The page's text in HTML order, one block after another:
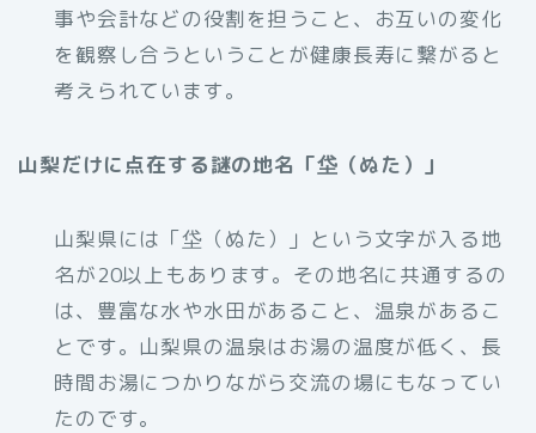
事や会計などの役割を担うこと、お互いの変化
を観察し合うということが健康長寿に繋がると
考えられています。
山梨だけに点在する謎の地名「垈（ぬた）」
山梨県には「垈（ぬた）」という文字が入る地
名が20以上もあります。その地名に共通するの
は、豊富な水や水田があること、温泉があるこ
とです。山梨県の温泉はお湯の温度が低く、長
時間お湯につかりながら交流の場にもなってい
たのです。